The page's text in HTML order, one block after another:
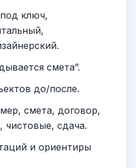
под ключ,
смета”.
до/после.
смета, договор,
чистовые, сдача.
и ориентиры